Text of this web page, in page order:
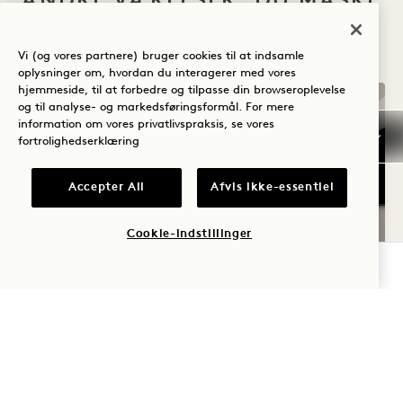
Vi (og vores partnere) bruger cookies til at indsamle
oplysninger om, hvordan du interagerer med vores
hjemmeside, til at forbedre og tilpasse din browseroplevelse
og til analyse- og markedsføringsformål. For mere
information om vores privatlivspraksis, se vores
fortrolighedserklæring
Accepter All Afvis ikke-essentiel
Cookie-indstillinger